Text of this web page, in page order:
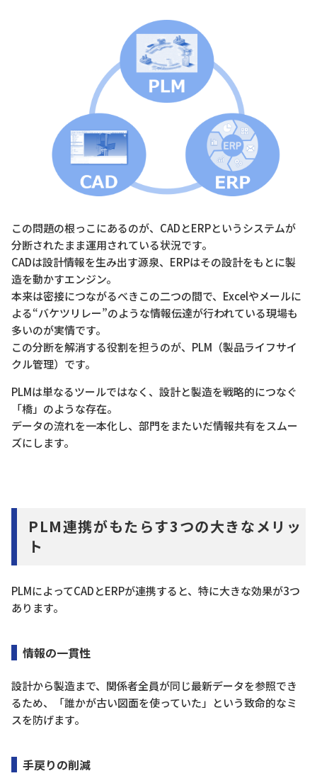
この問題の根っこにあるのが、CADとERPというシステムが
分断されたまま運用されている状況です。
CADは設計情報を生み出す源泉、ERPはその設計をもとに製
造を動かすエンジン。
本来は密接につながるべきこの二つの間で、Excelやメールに
よる“バケツリレー”のような情報伝達が行われている現場も
多いのが実情です。
この分断を解消する役割を担うのが、PLM（製品ライフサイ
クル管理）です。
PLMは単なるツールではなく、設計と製造を戦略的につなぐ
「橋」のような存在。
データの流れを一本化し、部門をまたいだ情報共有をスムー
ズにします。
PLM連携がもたらす3つの大きなメリッ
ト
PLMによってCADとERPが連携すると、特に大きな効果が3つ
あります。
情報の一貫性
設計から製造まで、関係者全員が同じ最新データを参照でき
るため、「誰かが古い図面を使っていた」という致命的なミ
スを防げます。
手戻りの削減